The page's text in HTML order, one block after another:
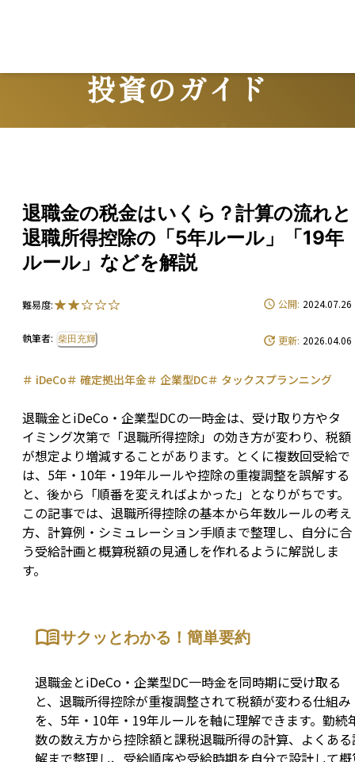
投資のガイド
Guide
退職金の税金はいくら？計算の流れと
退職所得控除の「5年ルール」「19年
ルール」などを解説
難易度:
執筆者: 柴田充輝
公開: 2024.07.26
更新: 2026.04.06
＃ iDeCo＃ 確定拠出年金＃ 企業型DC＃ タックスプランニング
退職金とiDeCo・企業型DCの一時金は、受け取り方やタ
イミング次第で「退職所得控除」の効き方が変わり、税額
が想定より増減することがあります。とくに複数回受給で
は、5年・10年・19年ルールや控除の重複調整を誤解する
と、後から「順番を変えればよかった」となりがちです。
この記事では、退職所得控除の基本から年数ルールの考え
方、計算例・シミュレーション手順まで整理し、自分に合
う受給計画と概算税額の見通しを作れるように解説しま
す。
サクッとわかる！簡単要約
退職金とiDeCo・企業型DC一時金を同時期に受け取る
と、退職所得控除が重複調整されて税額が変わる仕組み
を、5年・10年・19年ルールを軸に理解できます。勤続
数の数え方から控除額と課税退職所得の計算、よくあ